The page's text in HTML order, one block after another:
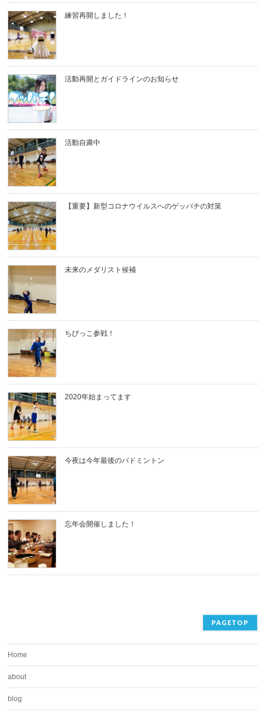
練習再開しました！
活動再開とガイドラインのお知らせ
活動自粛中
【重要】新型コロナウイルスへのゲッパチの対策
未来のメダリスト候補
ちびっこ参戦！
2020年始まってます
今夜は今年最後のバドミントン
忘年会開催しました！
PAGETOP
Home
about
blog